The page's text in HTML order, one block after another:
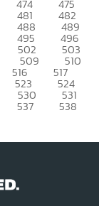
474 475
481 482
488 489
495 496
502 503
509 510
516 517
523 524
530 531
537 538